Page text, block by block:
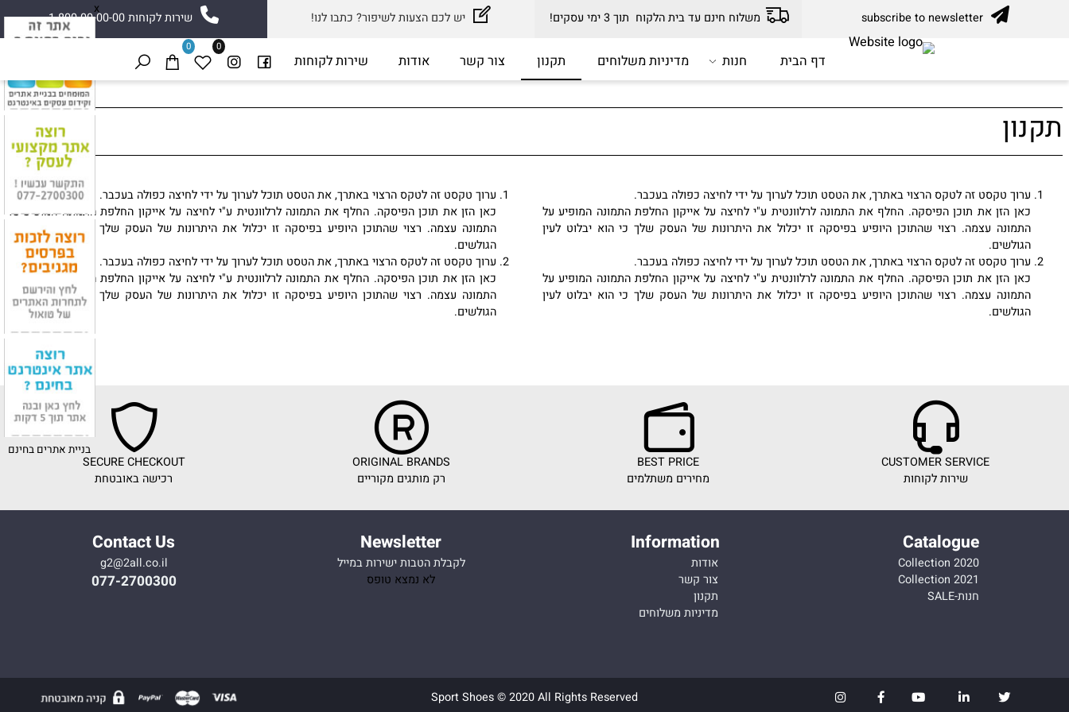
x
בניית אתרים בחינם
subscribe to newsletter משלוח חינם עד בית הלקוח תוך 3 ימי עסקים! יש לכם הצעות לשיפור? כתבו לנו! שירות לקוחות 1-800-00-00-00
0
דף הבית מדיניות משלוחים תקנון צור קשר אודות שירות לקוחות
טקסט זה לטקס הרצוי באתרך, את הטסט תוכל לערוך על ידי לחיצה כפולה בעכבר.
הזן את תוכן הפיסקה. החלף את התמונה לרלוונטית ע"י לחיצה על אייקון החלפת התמונה המופיע על
עצמה. רצוי שהתוכן היופיע בפיסקה זו יכלול את היתרונות של העסק שלך כי הוא יבלוט לעין
טקסט זה לטקס הרצוי באתרך, את הטסט תוכל לערוך על ידי לחיצה כפולה בעכבר.
הזן את תוכן הפיסקה. החלף את התמונה לרלוונטית ע"י לחיצה על אייקון החלפת התמונה המופיע על
עצמה. רצוי שהתוכן היופיע בפיסקה זו יכלול את היתרונות של העסק שלך כי הוא יבלוט לעין
ערוך טקסט זה לטקס הרצוי באתרך, את הטסט תוכל לערוך על ידי לחיצה כפולה בעכבר.
כאן הזן את תוכן הפיסקה. החלף את התמונה לרלוונטית ע"י לחיצה על אייקון החלפת התמונה המופיע על
התמונה עצמה. רצוי שהתוכן היופיע בפיסקה זו יכלול את היתרונות של העסק שלך כי הוא יבלוט לעין
הגולשים.
ערוך טקסט זה לטקס הרצוי באתרך, את הטסט תוכל לערוך על ידי לחיצה כפולה בעכבר.
כאן הזן את תוכן הפיסקה. החלף את התמונה לרלוונטית ע"י לחיצה על אייקון החלפת התמונה המופיע על
התמונה עצמה. רצוי שהתוכן היופיע בפיסקה זו יכלול את היתרונות של העסק שלך כי הוא יבלוט לעין
CUSTOMER SERVICE
BEST PRICE
ORIGINAL BRANDS
SECURE CHECKOUT
Catalogue
Collection 2020
Collection 2021
Information
צור קשר
Newsletter
לקבלת הטבות ישירות במייל
Contact Us
g2@2all.co.il